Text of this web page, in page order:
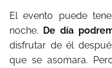
El evento puede
noche. De día
disfrutar de él
que se asomara.